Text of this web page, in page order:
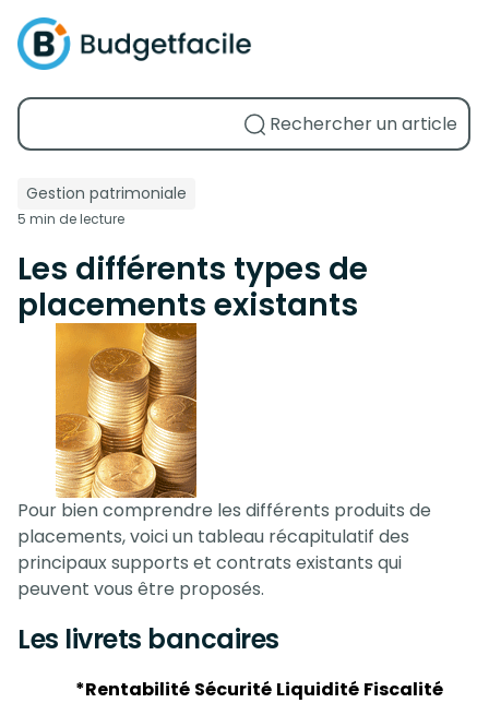
Gestion patrimoniale
5 min de lecture
Les différents types de
placements existants
Pour bien comprendre les différents produits de
placements, voici un tableau récapitulatif des
principaux supports et contrats existants qui
peuvent vous être proposés.
Les livrets bancaires
*Rentabilité Sécurité Liquidité Fiscalité